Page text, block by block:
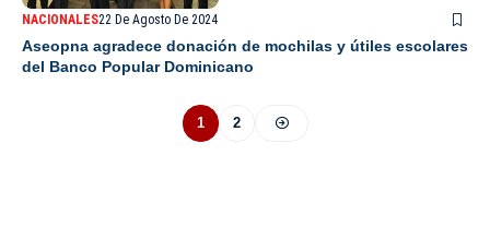
NACIONALES22 De Agosto De 2024
Aseopna agradece donación de mochilas y útiles escolares
del Banco Popular Dominicano
1 2